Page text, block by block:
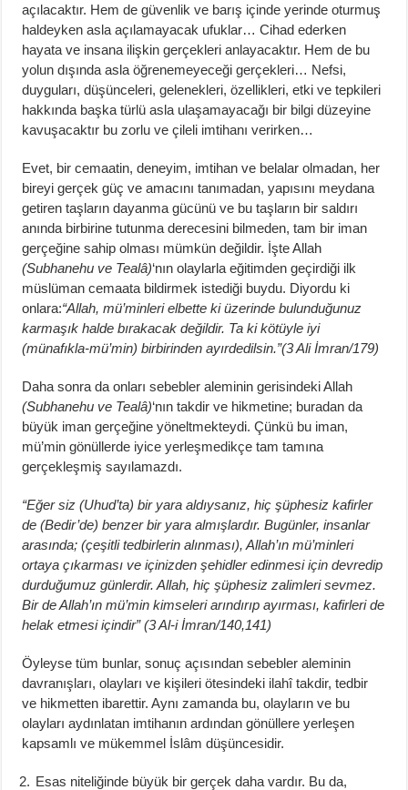
açılacaktır. Hem de güvenlik ve barış içinde yerinde oturmuş
haldeyken asla açılamayacak ufuklar… Cihad ederken
hayata ve insana ilişkin gerçekleri anlayacaktır. Hem de bu
yolun dışında asla öğrenemeyeceği gerçekleri… Nefsi,
duyguları, düşünceleri, gelenekleri, özellikleri, etki ve tepkileri
hakkında başka türlü asla ulaşamayacağı bir bilgi düzeyine
kavuşacaktır bu zorlu ve çileli imtihanı verirken…
Evet, bir cemaatin, deneyim, imtihan ve belalar olmadan, her
bireyi gerçek güç ve amacını tanımadan, yapısını meydana
getiren taşların dayanma gücünü ve bu taşların bir saldırı
anında birbirine tutunma derecesini bilmeden, tam bir iman
gerçeğine sahip olması mümkün değildir. İşte Allah
(Subhanehu ve Tealâ)‘nın olaylarla eğitimden geçirdiği ilk
müslüman cemaata bildirmek istediği buydu. Diyordu ki
onlara:“Allah, mü’minleri elbette ki üzerinde bulunduğunuz
karmaşık halde bırakacak değildir. Ta ki kötüyle iyi
(münafıkla-mü’min) birbirinden ayırdedilsin.”(3 Ali İmran/179)
Daha sonra da onları sebebler aleminin gerisindeki Allah
(Subhanehu ve Tealâ)‘nın takdir ve hikmetine; buradan da
büyük iman gerçeğine yöneltmekteydi. Çünkü bu iman,
mü’min gönüllerde iyice yerleşmedikçe tam tamına
gerçekleşmiş sayılamazdı.
“Eğer siz (Uhud’ta) bir yara aldıysanız, hiç şüphesiz kafirler
de (Bedir’de) benzer bir yara almışlardır. Bugünler, insanlar
arasında; (çeşitli tedbirlerin alınması), Allah’ın mü’minleri
ortaya çıkarması ve içinizden şehidler edinmesi için devredip
durduğumuz günlerdir. Allah, hiç şüphesiz zalimleri sevmez.
Bir de Allah’ın mü’min kimseleri arındırıp ayırması, kafirleri de
helak etmesi içindir” (3 Al-i İmran/140,141)
Öyleyse tüm bunlar, sonuç açısından sebebler aleminin
davranışları, olayları ve kişileri ötesindeki ilahî takdir, tedbir
ve hikmetten ibarettir. Aynı zamanda bu, olayların ve bu
olayları aydınlatan imtihanın ardından gönüllere yerleşen
kapsamlı ve mükemmel İslâm düşüncesidir.
Esas niteliğinde büyük bir gerçek daha vardır. Bu da,